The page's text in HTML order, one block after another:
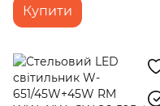
Купити